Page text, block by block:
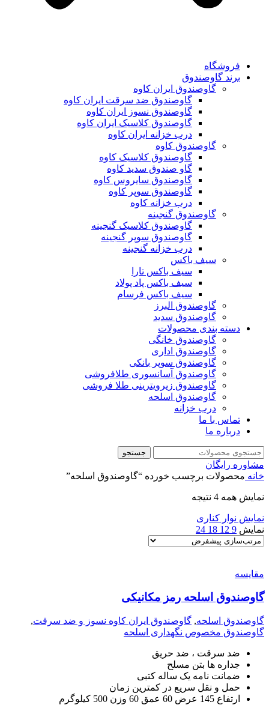
فروشگاه
برند گاوصندوق
گاوصندوق ایران کاوه
گاوصندوق ضد سرقت ایران کاوه
گاوصندوق نسوز ایران کاوه
گاوصندوق کلاسیک ایران کاوه
درب خزانه ایران کاوه
گاوصندوق کاوه
گاوصندوق کلاسیک کاوه
گاو صندوق سدید کاوه
گاوصندوق سایروس کاوه
گاوصندوق سوپر کاوه
درب خزانه کاوه
گاوصندوق گنجینه
گاوصندوق کلاسیک گنجینه
گاوصندوق سوپر گنجینه
درب خزانه گنجینه
سیف باکس
سیف باکس تارا
سیف باکس پاد پولاد
سیف باکس فرسام
گاوصندوق البرز
گاوصندوق سدید
دسته بندی محصولات
گاوصندوق خانگی
گاوصندوق اداری
گاوصندوق سوپر بانکی
گاوصندوق آسانسوری طلافروشی
گاوصندوق زیرویترینی طلا فروشی
گاوصندوق اسلحه
درب خزانه
تماس با ما
درباره ما
جستجو
مشاوره رایگان
خانه محصولات برچسب خورده “گاوصندوق اسلحه”
نمایش همه 4 نتیجه
نمایش نوار کناری
نمایش 9
12
18
24
مقايسه
گاوصندوق اسلحه رمز مکانیکی
گاوصندوق اسلحه, گاوصندوق ایران کاوه نسوز و ضد سرقت,
گاوصندوق مخصوص نگهداری اسلحه
ضد سرقت ، ضد حریق
جداره ها بتن مسلح
ضمانت نامه یک ساله کتبی
حمل و نقل سریع در کمترین زمان
ارتفاع 145 عرض 60 عمق 60 وزن 500 کیلوگرم